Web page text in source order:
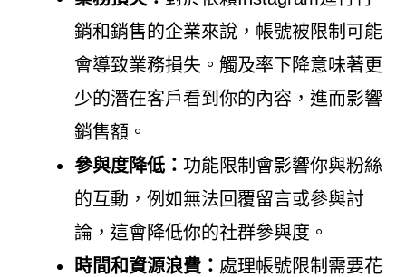
銷和銷售的企業來說，帳號被限制可能
會導致業務損失。觸及率下降意味著更
少的潛在客戶看到你的內容，進而影響
銷售額。
參與度降低： 功能限制會影響你與粉絲
的互動，例如無法回覆留言或參與討
論，這會降低你的社群參與度。
時間和資源浪費： 處理帳號限制需要花